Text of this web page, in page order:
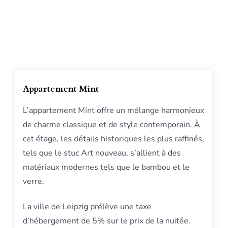
Appartement Mint
L’appartement Mint offre un mélange harmonieux
de charme classique et de style contemporain. À
cet étage, les détails historiques les plus raffinés,
tels que le stuc Art nouveau, s’allient à des
matériaux modernes tels que le bambou et le
verre.
La ville de Leipzig prélève une taxe
d’hébergement de 5% sur le prix de la nuitée.